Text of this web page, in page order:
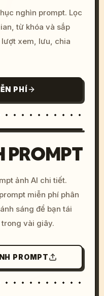
nghìn prompt. Lọc
từ khóa và sắp
xem, lưu, chia
PHÍ
c, cyberpunk sunset, neon
colors, 8k --v 6.0
PROMPT
ảnh AI chi tiết.
miễn phí phân
sáng để bạn tái
vài giây.
PROMPT